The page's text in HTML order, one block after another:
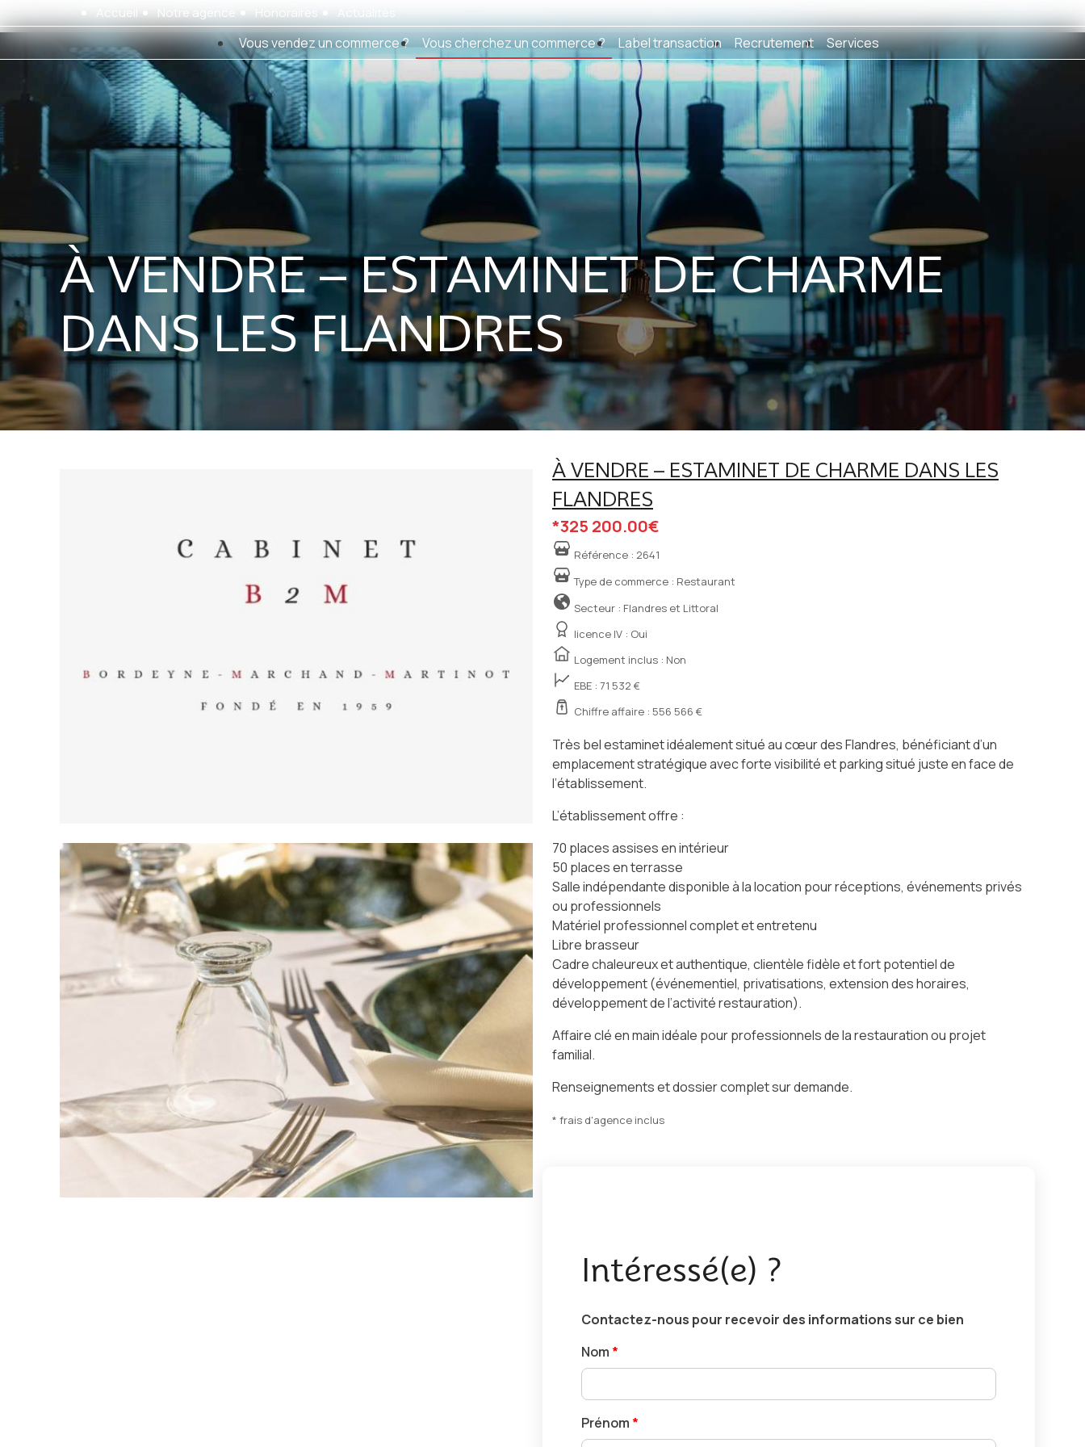
Accueil Notre agence Honoraires Actualités
Vous vendez un commerce ? Vous cherchez un commerce ? Label transaction Recrutement Services
À VENDRE – ESTAMINET DE CHARME
DANS LES FLANDRES
À VENDRE – ESTAMINET DE CHARME DANS LES
FLANDRES
*325 200.00€
Référence : 2641
Type de commerce : Restaurant
Secteur : Flandres et Littoral
licence IV : Oui
Logement inclus : Non
EBE : 71 532 €
Chiffre affaire : 556 566 €
Très bel estaminet idéalement situé au cœur des Flandres, bénéficiant d’un
emplacement stratégique avec forte visibilité et parking situé juste en face de
l’établissement.
L’établissement offre :
70 places assises en intérieur
50 places en terrasse
Salle indépendante disponible à la location pour réceptions, événements privés
ou professionnels
Matériel professionnel complet et entretenu
Libre brasseur
Cadre chaleureux et authentique, clientèle fidèle et fort potentiel de
développement (événementiel, privatisations, extension des horaires,
développement de l’activité restauration).
Affaire clé en main idéale pour professionnels de la restauration ou projet
familial.
Renseignements et dossier complet sur demande.
* frais d'agence inclus
Intéressé(e) ?
Contactez-nous pour recevoir des informations sur ce bien
Nom *
Prénom *